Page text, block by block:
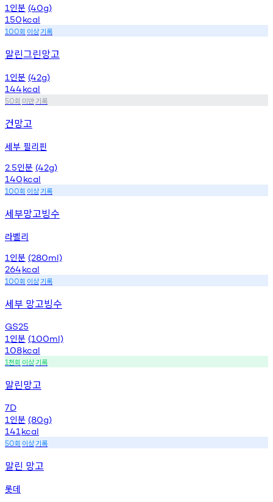
1 인분 (40g)
150kcal
100회 이상기록
말린그린망고
1 인분 (42g)
144kcal
50회 미만기록
건망고
세부 필리핀
2.5인분 (42g)
140kcal
100회 이상기록
세부망고빙수
라벨리
1 인분 (280ml)
264kcal
100회 이상기록
세부 망고빙수
GS25
1 인분 (100ml)
108kcal
1천회 이상기록
말린망고
7D
1 인분 (80g)
141 kcal
50회 이상기록
말린 망고
롯데